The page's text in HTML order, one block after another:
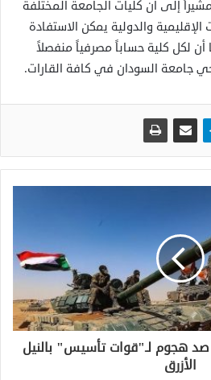
إلى أن كليات الجامعة المختلفة
والدولية يمكن الاستفادة
أن لكل كلية حساباً مصرفياً منفصلاً
جامعة السودان في كافة القارات.
هجوم لـ"قوات تأسيس" بالنيل
الأزرق